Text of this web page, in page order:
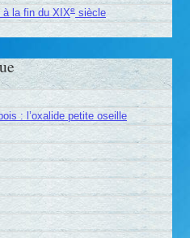
la fin du XIXesiècle
: l’oxalide petite oseille